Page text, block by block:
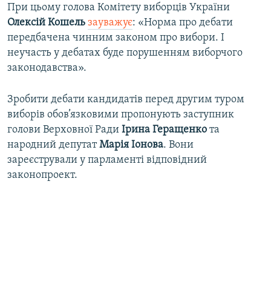
При цьому голова Комітету виборців України
Олексій Кошель зауважує: «Норма про дебати
передбачена чинним законом про вибори. І
неучасть у дебатах буде порушенням виборчого
законодавства».
Зробити дебати кандидатів перед другим туром
виборів обов’язковими пропонують заступник
голови Верховної Ради Ірина Геращенко та
народний депутатМарія Іонова. Вони
зареєстрували у парламенті відповідний
законопроект.